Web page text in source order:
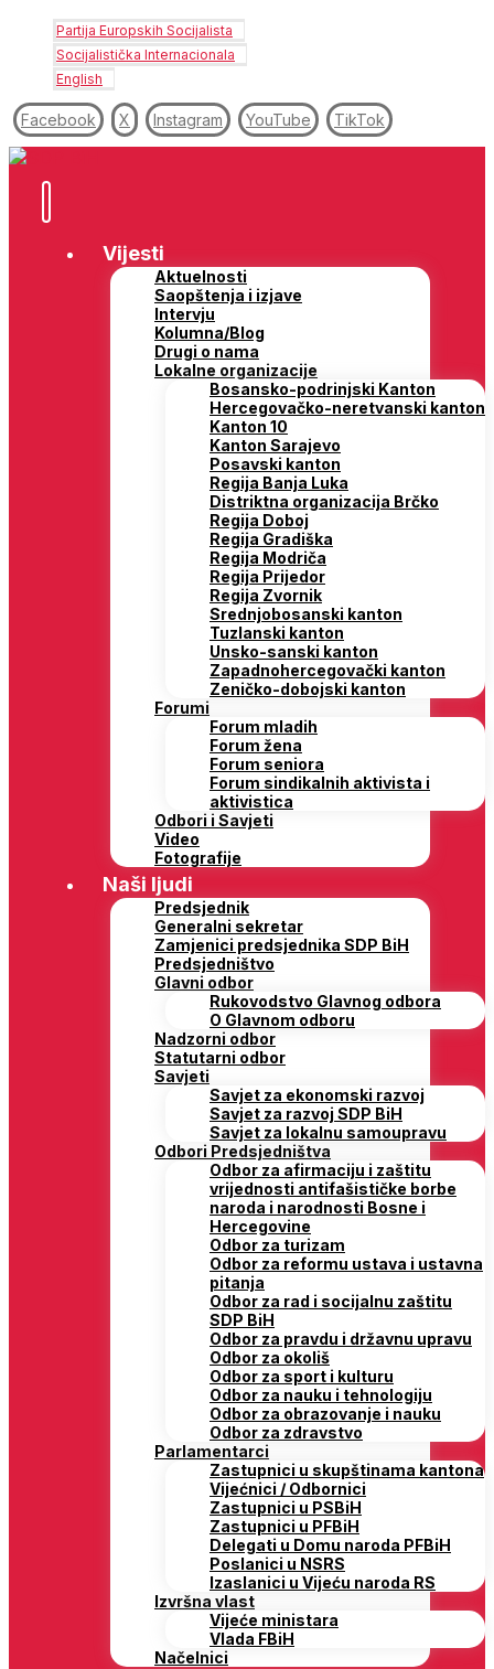
Partija Europskih Socijalista
Socijalistička Internacionala
English
Facebook X Instagram YouTube TikTok
Vijesti
Aktuelnosti
Saopštenja i izjave
Intervju
Kolumna/Blog
Drugi o nama
Lokalne organizacije
Bosansko-podrinjski Kanton
Hercegovačko-neretvanski kanton
Kanton 10
Kanton Sarajevo
Posavski kanton
Regija Banja Luka
Distriktna organizacija Brčko
Regija Doboj
Regija Gradiška
Regija Modriča
Regija Prijedor
Regija Zvornik
Srednjobosanski kanton
Tuzlanski kanton
Unsko-sanski kanton
Zapadnohercegovački kanton
Zeničko-dobojski kanton
Forumi
Forum mladih
Forum žena
Forum seniora
Forum sindikalnih aktivista i
aktivistica
Odbori i Savjeti
Video
Fotografije
Naši ljudi
Predsjednik
Generalni sekretar
Zamjenici predsjednika SDP BiH
Predsjedništvo
Glavni odbor
Rukovodstvo Glavnog odbora
O Glavnom odboru
Nadzorni odbor
Statutarni odbor
Savjeti
Savjet za ekonomski razvoj
Savjet za razvoj SDP BiH
Savjet za lokalnu samoupravu
Odbori Predsjedništva
Odbor za afirmaciju i zaštitu
vrijednosti antifašističke borbe
naroda i narodnosti Bosne i
Hercegovine
Odbor za turizam
Odbor za reformu ustava i ustavna
pitanja
Odbor za rad i socijalnu zaštitu
SDP BiH
Odbor za pravdu i državnu upravu
Odbor za okoliš
Odbor za sport i kulturu
Odbor za nauku i tehnologiju
Odbor za obrazovanje i nauku
Odbor za zdravstvo
Parlamentarci
Zastupnici u skupštinama kantona
Vijećnici / Odbornici
Zastupnici u PSBiH
Zastupnici u PFBiH
Delegati u Domu naroda PFBiH
Poslanici u NSRS
Izaslanici u Vijeću naroda RS
Izvršna vlast
Vijeće ministara
Vlada FBiH
Načelnici